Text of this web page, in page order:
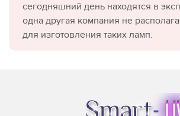
сегодняшний день находятся в
одна другая компания не
для изготовления таких ламп.